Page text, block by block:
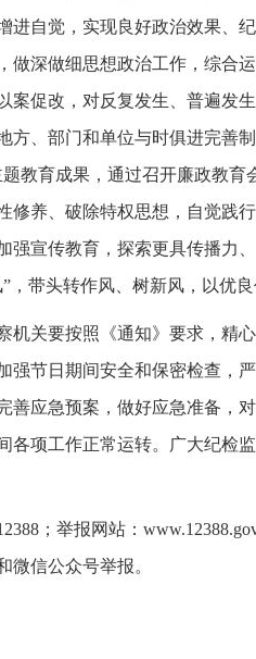
进自觉，实现良好政治效果、
做深做细思想政治工作，综合
案促改，对反复发生、普遍发
方、部门和单位与时俱进完善
教育成果，通过召开廉政教
修养、破除特权思想，自觉践
强宣传教育，探索更具传播力
，带头转作风、树新风，以优
机关要按照《通知》要求，精
强节日期间安全和保密检查，
善应急预案，做好应急准备，
各项工作正常运转。广大纪检
；举报网站：
微信公众号举报。